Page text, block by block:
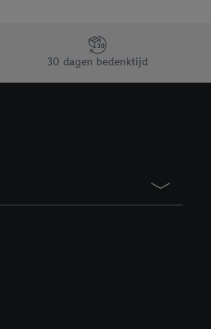
30 dagen bedenktijd